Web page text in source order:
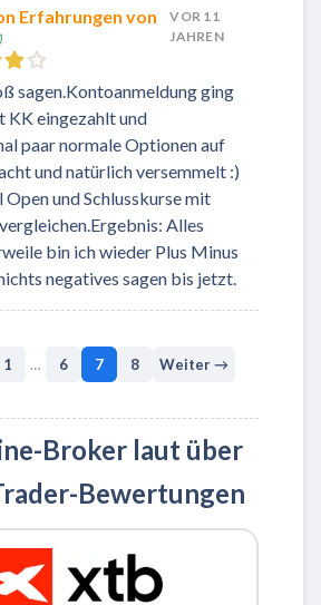
Erfahrungen von
VOR 11
JAHREN
sagen.Kontoanmeldung ging
KK eingezahlt und
paar normale Optionen auf
und natürlich versemmelt :)
Open und Schlusskurse mit
Alles
bin ich wieder Plus Minus
negatives sagen bis jetzt.
1 … 6 7 8 Weiter →
Broker laut über
Bewertungen